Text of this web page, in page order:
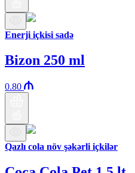
Enerji içkisi sadə
Bizon 250 ml
0.80
Qazlı cola növ şəkərli içkilər